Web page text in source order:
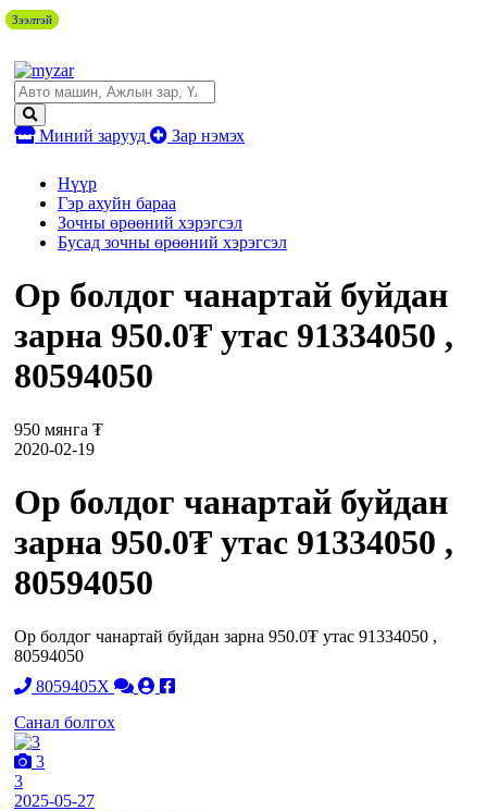
Миний зарууд Зар нэмэх
Нүүр
Гэр ахуйн бараа
Зочны өрөөний хэрэгсэл
Бусад зочны өрөөний хэрэгсэл
Ор болдог чанартай буйдан
зарна 950.0₮ утас 91334050 ,
80594050
950 мянга ₮
2020-02-19
Ор болдог чанартай буйдан
зарна 950.0₮ утас 91334050 ,
80594050
Ор болдог чанартай буйдан зарна 950.0₮ утас 91334050 ,
80594050
8059405X
Санал болгох
3
3
2025-05-27
Зээлтэй
Зээлтэй
Зээлтэй